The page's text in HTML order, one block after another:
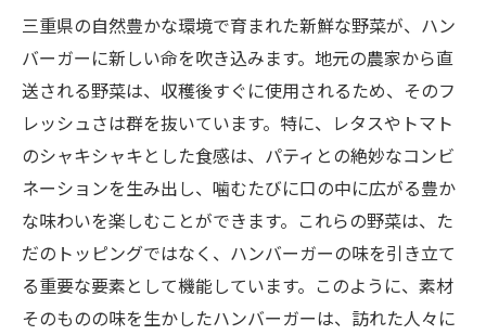
三重県の自然豊かな環境で育まれた新鮮な野菜が、ハン
バーガーに新しい命を吹き込みます。地元の農家から直
送される野菜は、収穫後すぐに使用されるため、そのフ
レッシュさは群を抜いています。特に、レタスやトマト
のシャキシャキとした食感は、パティとの絶妙なコンビ
ネーションを生み出し、噛むたびに口の中に広がる豊か
な味わいを楽しむことができます。これらの野菜は、た
だのトッピングではなく、ハンバーガーの味を引き立て
る重要な要素として機能しています。このように、素材
そのものの味を生かしたハンバーガーは、訪れた人々に